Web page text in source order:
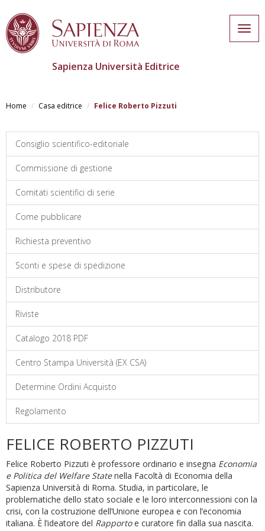
contenuto
Sapienza Università Editrice
Home Casa editrice Felice Roberto Pizzuti
Consiglio scientifico-editoriale
Commissione di gestione
Comitati scientifici di serie
Come pubblicare
Richiesta preventivo
Sconti e spese di spedizione
Distributore
Riviste
Catalogo 2018 PDF
Centro Stampa Università (EX CSA)
Determine Ordini Acquisto
Regolamento
FELICE ROBERTO PIZZUTI
Felice Roberto Pizzuti è professore ordinario e insegna Economia
e Politica del Welfare Statenella Facoltà di Economia della
Sapienza Università di Roma. Studia, in particolare, le
problematiche dello stato sociale e le loro interconnessioni con la
crisi, con la costruzione dell’Unione europea e con l’economia
italiana. È l’ideatore del Rapportoe curatore fin dalla sua nascita.